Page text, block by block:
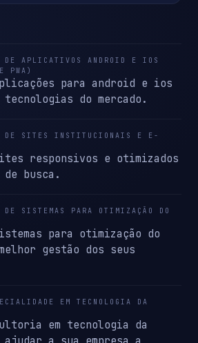
DE APLICATIVOS ANDROID E IOS
PWA)
para android e ios
tecnologias do mercado.
DE SITES INSTITUCIONAIS E E-
responsivos e otimizados
busca.
DE SISTEMAS PARA OTIMIZAÇÃO DO
para otimização do
gestão dos seus
EM TECNOLOGIA DA
em tecnologia da